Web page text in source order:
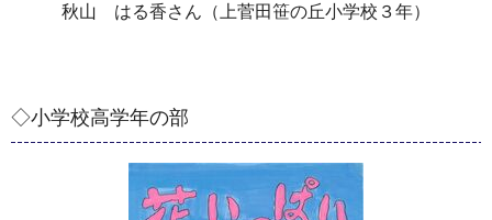
秋山 はる香さん（上菅田笹の丘小学校３年）
◇小学校高学年の部